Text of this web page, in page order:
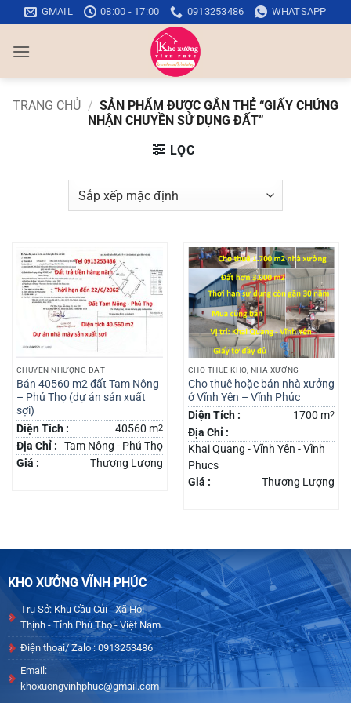
qua
nội
GMAIL 08:00 - 17:00 0913253486 WHATSAPP
TRANG CHỦ / SẢN PHẨM ĐƯỢC GẮN THẺ “GIẤY CHỨNG
NHẬN CHUYỀN SỬ DỤNG ĐẤT”
LỌC
CHUYỂN NHƯỢNG ĐẤT
Bán 40560 m2 đất Tam Nông
– Phú Thọ (dự án sản xuất
sợi)
Diện Tích :
40560 m2
Địa Chỉ :
Tam Nông - Phú Thọ
Giá :
Thương Lượng
CHO THUÊ KHO, NHÀ XƯỞNG
Cho thuê hoặc bán nhà xưởng
ở Vĩnh Yên – Vĩnh Phúc
Diện Tích :
1700 m2
Địa Chỉ :
Khai Quang - Vĩnh Yên - Vĩnh
Phucs
Giá :
Thương Lượng
KHO XƯỞNG VĨNH PHÚC
Trụ Sở: Khu Cầu Củi - Xã Hội
Thịnh - Tỉnh Phú Thọ - Việt Nam.
Điện thoại/ Zalo : 0913253486
Email:
khoxuongvinhphuc@gmail.com